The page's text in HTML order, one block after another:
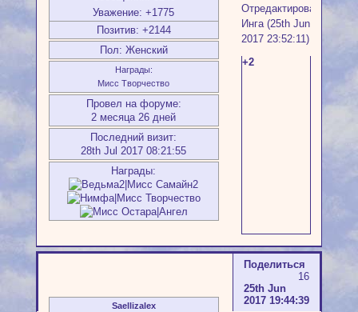
Уважение: +1775
Позитив: +2144
Пол: Женский
Награды:
Мисс Творчество
Провел на форуме:
2 месяца 26 дней
Последний визит:
28th Jul 2017 08:21:55
Награды:
Отредактировано
Инга (25th Jun
2017 23:52:11)
+2
Поделиться
16
25th Jun
2017 19:44:39
Saellizalex